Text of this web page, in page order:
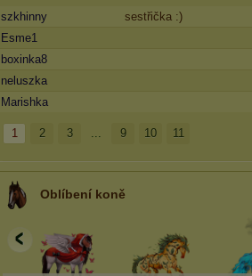
szkhinny
sestřička :)
Esme1
boxinka8
neluszka
Marishka
1 2 3 ... 9 10 11
Oblíbení koně